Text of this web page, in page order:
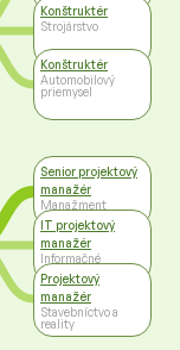
Konštruktér
Strojárstvo
Konštruktér
Automobilový
priemysel
Senior projektový
manažér
Manažment
IT projektový
manažér
Informačné
technológie
Projektový
manažér
Stavebníctvo a
reality